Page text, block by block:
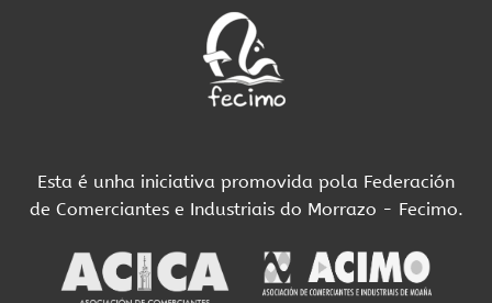
Esta é unha iniciativa promovida pola Federación
de Comerciantes e Industriais do Morrazo - Fecimo.